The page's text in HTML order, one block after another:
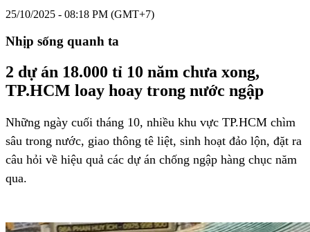
25/10/2025 - 08:18 PM (GMT+7)
Nhịp sống quanh ta
2 dự án 18.000 tỉ 10 năm chưa xong,
TP.HCM loay hoay trong nước ngập
Những ngày cuối tháng 10, nhiều khu vực TP.HCM chìm
sâu trong nước, giao thông tê liệt, sinh hoạt đảo lộn, đặt ra
câu hỏi về hiệu quả các dự án chống ngập hàng chục năm
qua.